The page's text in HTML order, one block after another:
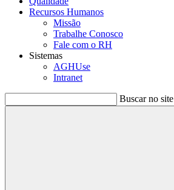
Recursos Humanos
Missão
Trabalhe Conosco
Fale com o RH
Sistemas
AGHUse
Intranet
Buscar no site